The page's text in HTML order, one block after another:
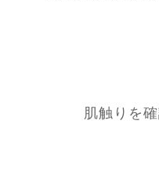
肌触りを